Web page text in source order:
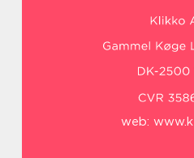
web: